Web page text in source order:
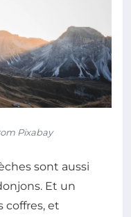
Pixabay
sont aussi
Et un
coffres, et